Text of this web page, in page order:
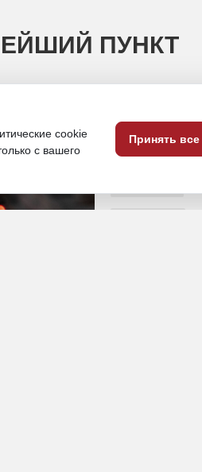
ПУНКТ
работу 29 июня
22 июня, 17:20
cookie
с вашего
Принять все